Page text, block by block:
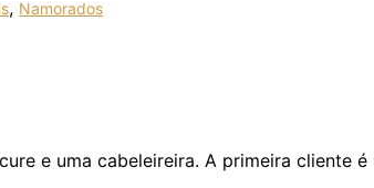
, Namorados
e uma cabeleireira. A primeira cliente